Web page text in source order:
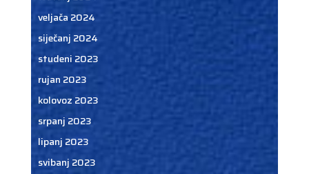
veljača 2024
siječanj 2024
studeni 2023
rujan 2023
kolovoz 2023
srpanj 2023
lipanj 2023
svibanj 2023